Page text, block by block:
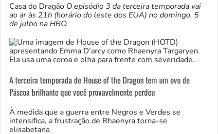
Casa do Dragão O episódio 3 da terceira temporada vai
ao ar às 21h (horário do leste dos EUA) no domingo, 5
de julho na HBO.
A terceira temporada de House of the Dragon tem um ovo de
Páscoa brilhante que você provavelmente perdeu
À medida que a guerra entre Negros e Verdes se
intensifica, a frustração de Rhaenyra torna-se
elisabetana